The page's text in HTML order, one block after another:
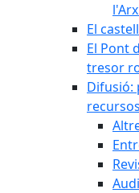
El castell
El Pont
tresor
Difusió: